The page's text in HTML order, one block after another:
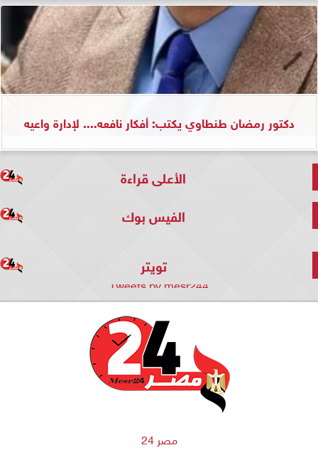
دكتور رمضان طنطاوي يكتب: أفكار نافعه.... لإدارة واعيه
الأعلى قراءة
الفيس بوك
تويتر
Tweets by mesr244
مصر 24